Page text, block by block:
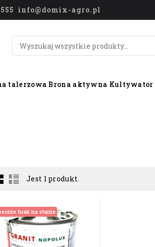
555 info@domix-agro.pl
talerzowa Brona aktywna Kultywator
Jest 1 produkt.
brak na stanie